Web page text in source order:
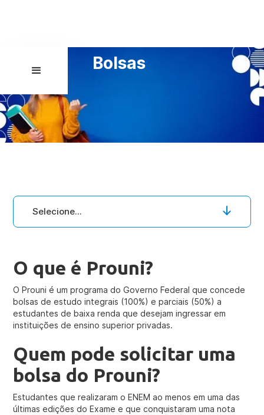
Bolsas
Selecione...
O que é Prouni?
O Prouni é um programa do Governo Federal que concede
bolsas de estudo integrais (100%) e parciais (50%) a
estudantes de baixa renda que desejam ingressar em
instituições de ensino superior privadas.
Quem pode solicitar uma
bolsa do Prouni?
Estudantes que realizaram o ENEM ao menos em uma das
últimas edições do Exame e que conquistaram uma nota